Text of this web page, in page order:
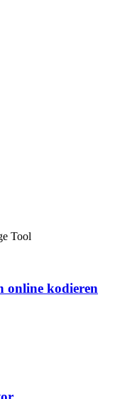
Tool
online kodieren